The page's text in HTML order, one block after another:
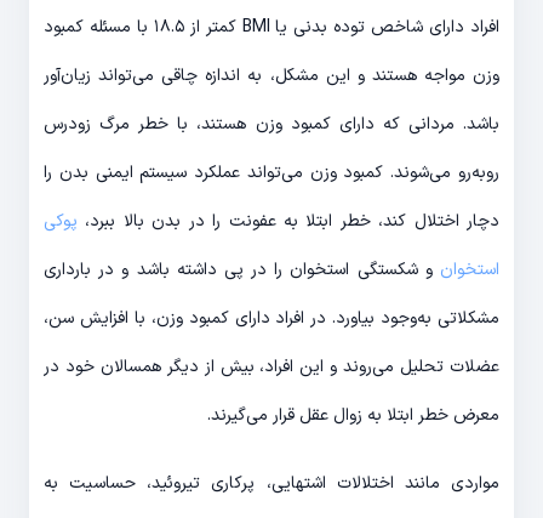
افراد دارای شاخص توده بدنی یا BMI کمتر از ۱۸.۵ با مسئله کمبود
وزن مواجه هستند و این مشکل، به اندازه چاقی می‌تواند زیان‌آور
باشد. مردانی که دارای کمبود وزن هستند، با خطر مرگ زودرس
روبه‌رو می‌شوند. کمبود وزن می‌تواند عملکرد سیستم ایمنی بدن را
دچار اختلال کند، خطر ابتلا به عفونت را در بدن بالا ببرد، پوکی
استخوان و شکستگی استخوان را در پی داشته باشد و در بارداری
مشکلاتی به‌وجود بیاورد. در افراد دارای کمبود وزن، با افزایش سن،
عضلات تحلیل می‌روند و این افراد، بیش از دیگر همسالان خود در
معرض خطر ابتلا به زوال عقل قرار می‌گیرند.
مواردی مانند اختلالات اشتهایی، پرکاری تیروئید، حساسیت به